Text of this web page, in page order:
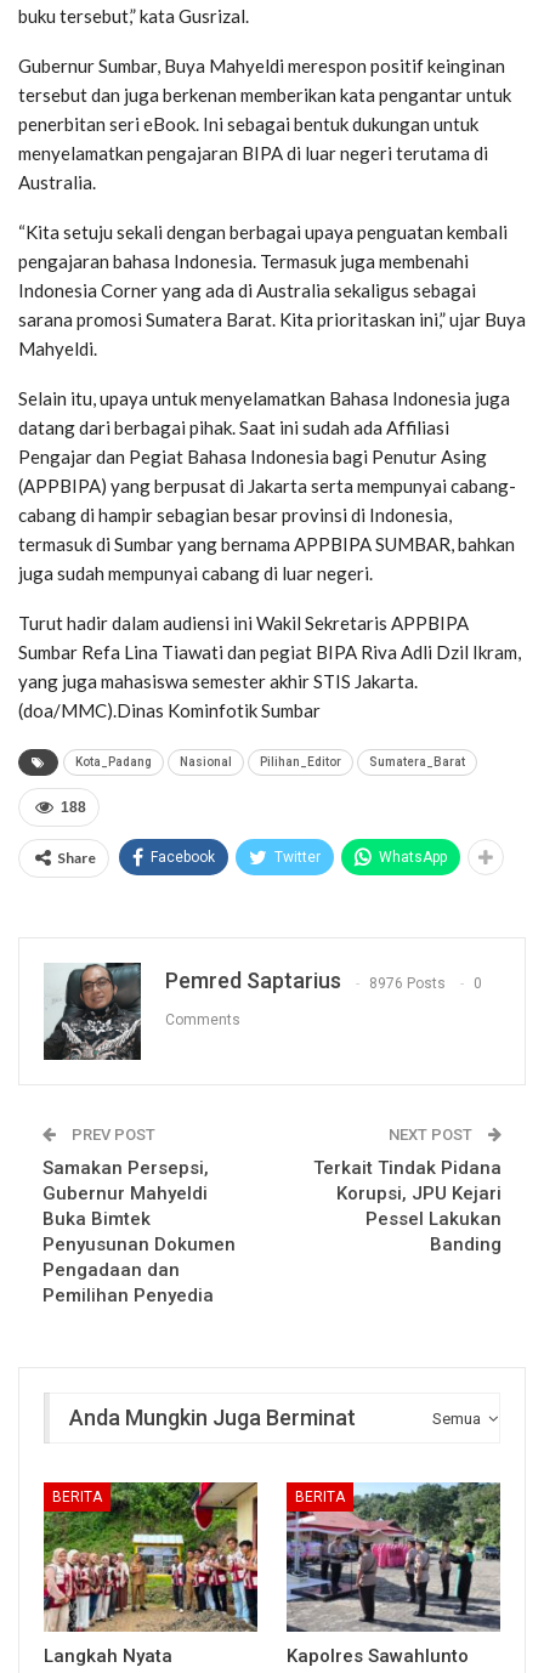
buku tersebut,” kata Gusrizal.
Gubernur Sumbar, Buya Mahyeldi merespon positif keinginan
tersebut dan juga berkenan memberikan kata pengantar untuk
penerbitan seri eBook. Ini sebagai bentuk dukungan untuk
menyelamatkan pengajaran BIPA di luar negeri terutama di
Australia.
“Kita setuju sekali dengan berbagai upaya penguatan kembali
pengajaran bahasa Indonesia. Termasuk juga membenahi
Indonesia Corner yang ada di Australia sekaligus sebagai
sarana promosi Sumatera Barat. Kita prioritaskan ini,” ujar Buya
Mahyeldi.
Selain itu, upaya untuk menyelamatkan Bahasa Indonesia juga
datang dari berbagai pihak. Saat ini sudah ada Affiliasi
Pengajar dan Pegiat Bahasa Indonesia bagi Penutur Asing
(APPBIPA) yang berpusat di Jakarta serta mempunyai cabang-
cabang di hampir sebagian besar provinsi di Indonesia,
termasuk di Sumbar yang bernama APPBIPA SUMBAR, bahkan
juga sudah mempunyai cabang di luar negeri.
Turut hadir dalam audiensi ini Wakil Sekretaris APPBIPA
Sumbar Refa Lina Tiawati dan pegiat BIPA Riva Adli Dzil Ikram,
yang juga mahasiswa semester akhir STIS Jakarta.
(doa/MMC).Dinas Kominfotik Sumbar
Kota_Padang Nasional Pilihan_Editor Sumatera_Barat
188
Share Facebook Twitter WhatsApp
Pemred Saptarius 8976 Posts 0
Comments
PREV POST
Samakan Persepsi,
Gubernur Mahyeldi
Buka Bimtek
Penyusunan Dokumen
Pengadaan dan
Pemilihan Penyedia
NEXT POST
Terkait Tindak Pidana
Korupsi, JPU Kejari
Pessel Lakukan
Banding
Semua
Anda Mungkin Juga Berminat
BERITA
Langkah Nyata
BERITA
Kapolres Sawahlunto